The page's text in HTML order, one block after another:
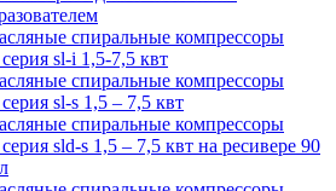
спиральные компрессоры
sl-i 1,5-7,5 квт
спиральные компрессоры
sl-s 1,5 – 7,5 квт
спиральные компрессоры
sld-s 1,5 – 7,5 квт на ресивере 90